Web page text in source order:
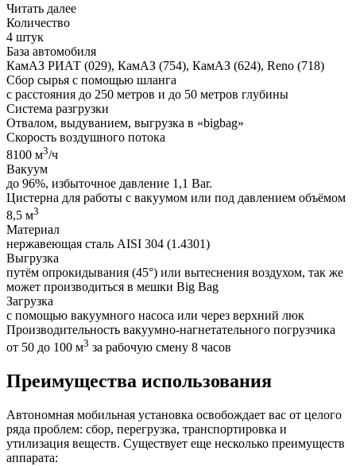
Читать далее
Количество
4 штук
База автомобиля
КамАЗ РИАТ (029), КамАЗ (754), КамАЗ (624), Reno (718)
Сбор сырья с помощью шланга
с расстояния до 250 метров и до 50 метров глубины
Система разгрузки
Отвалом, выдуванием, выгрузка в «bigbag»
Скорость воздушного потока
8100 м3/ч
Вакуум
до 96%, избыточное давление 1,1 Bar.
Цистерна для работы с вакуумом или под давлением объёмом
8,5 м3
Материал
нержавеющая сталь AISI 304 (1.4301)
Выгрузка
путём опрокидывания (45°) или вытеснения воздухом, так же
может производиться в мешки Big Bag
Загрузка
с помощью вакуумного насоса или через верхний люк
Производительность вакуумно-нагнетательного погрузчика
от 50 до 100 м3 за рабочую смену 8 часов
Преимущества использования
Автономная мобильная установка освобождает вас от целого
ряда проблем: сбор, перегрузка, транспортировка и
утилизация веществ. Существует еще несколько преимуществ
аппарата: